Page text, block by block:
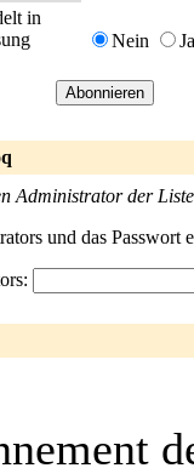
in
Nein Ja
Administrator der
und das